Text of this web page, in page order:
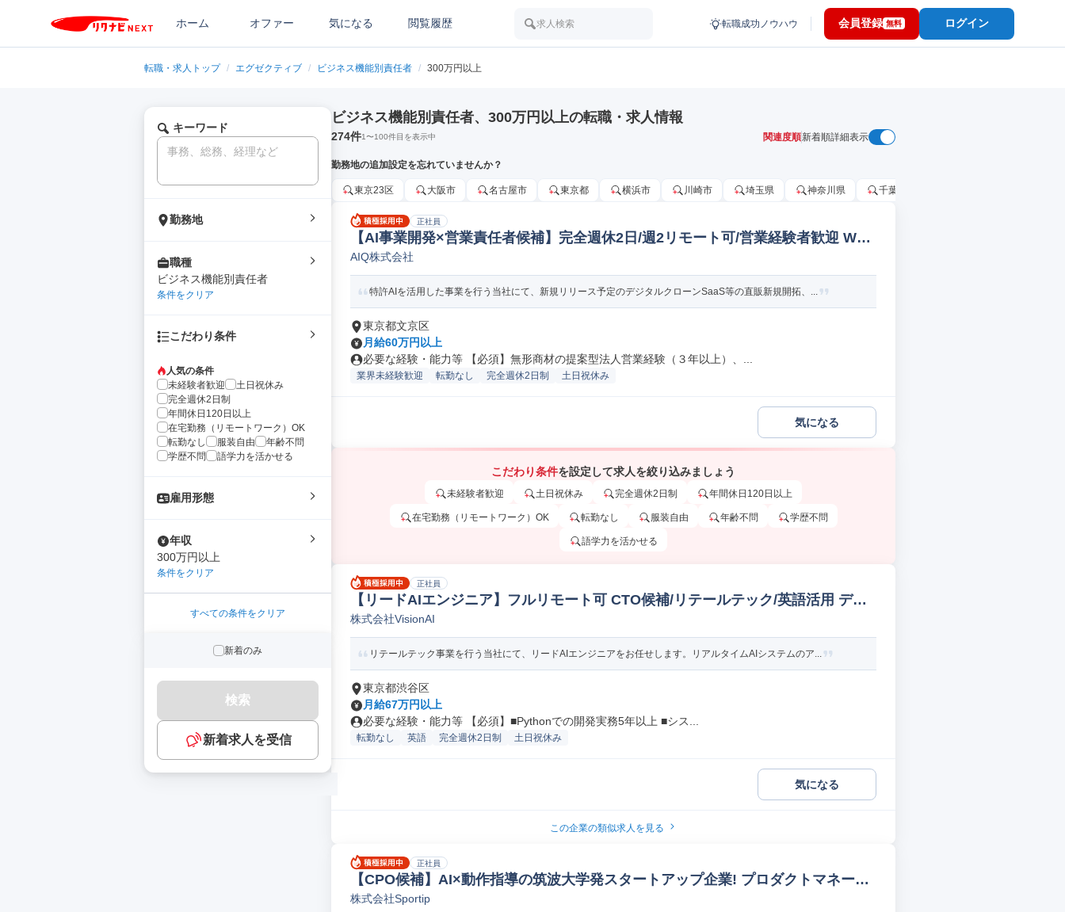
ホーム オファー 気になる 閲覧履歴 求人検索 転職成功ノウハウ 会員登録 無料 ログイン
転職・求人トップ / エグゼクティブ / ビジネス機能別責任者 / 300万円以上
キーワード
勤務地
職種
ビジネス機能別責任者
条件をクリア
こだわり条件
人気の条件
未経験者歓迎
土日祝休み
完全週休2日制
年間休日120日以上
在宅勤務（リモートワーク）OK
転勤なし
服装自由
年齢不問
学歴不問
語学力を活かせる
雇用形態
年収
300万円以上
条件をクリア
すべての条件をクリア
新着のみ
検索
新着求人を受信
ビジネス機能別責任者、300万円以上の転職・求人情報
274件1〜100件目を表示中 関連度順新着順詳細表示
勤務地の追加設定を忘れていませんか？
東京23区 大阪市 名古屋市 東京都 横浜市 川崎市 埼玉県 神奈川県 千葉市
正社員
【AI事業開発×営業責任者候補】完全週休2日/週2リモート可/営業経験者歓迎 Web
サービス法人営業
AIQ株式会社
特許AIを活用した事業を行う当社にて、新規リリース予定のデジタルクローンSaaS等の直販新規開拓、...
東京都文京区
月給60万円以上
必要な経験・能力等 【必須】無形商材の提案型法人営業経験（３年以上）、...
業界未経験歓迎 転勤なし 完全週休2日制 土日祝休み
気になる
こだわり条件を設定して求人を絞り込みましょう
未経験者歓迎 土日祝休み 完全週休2日制 年間休日120日以上
在宅勤務（リモートワーク）OK 転勤なし 服装自由 年齢不問 学歴不問
語学力を活かせる
正社員
【リードAIエンジニア】フルリモート可 CTO候補/リテールテック/英語活用 デー
タサイエンティスト
株式会社VisionAI
リテールテック事業を行う当社にて、リードAIエンジニアをお任せします。リアルタイムAIシステムのア...
東京都渋谷区
月給67万円以上
必要な経験・能力等 【必須】■Pythonでの開発実務5年以上 ■シス...
転勤なし 英語 完全週休2日制 土日祝休み
気になる
この企業の類似求人を見る
正社員
【CPO候補】AI×動作指導の筑波大学発スタートアップ企業! プロダクトマネージ
ャー
株式会社Sportip